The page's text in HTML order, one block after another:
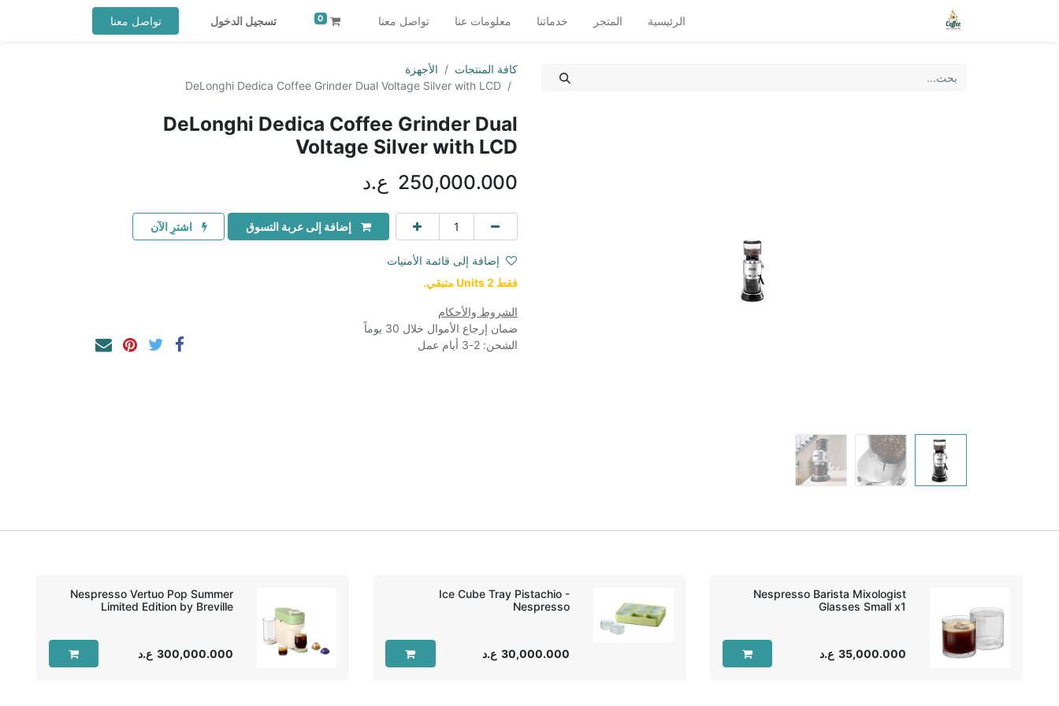
الرئيسية المتجر خدماتنا معلومات عنا تواصل معنا 0 تسجيل الدخول تواصل معنا
كافة المنتجات
الأجهزة
DeLonghi Dedica Coffee Grinder Dual Voltage Silver with LCD
DeLonghi Dedica Coffee Grinder Dual
Voltage Silver with LCD
250,000.000 ع.د
إضافة إلى عربة التسوق اشترِ الآن
إضافة إلى قائمة الأمنيات
فقط 2 Units متبقي.
الشروط والأحكام
ضمان إرجاع الأموال خلال 30 يوماً
الشحن: 2-3 أيام عمل
Nespresso Barista Mixologist
Glasses Small x1‏
35,000.000ع.د
Ice Cube Tray Pistachio -
Nespresso
30,000.000 ع.د
Nespresso Vertuo Pop Summer
Limited Edition by Breville
300,000.000 ع.د